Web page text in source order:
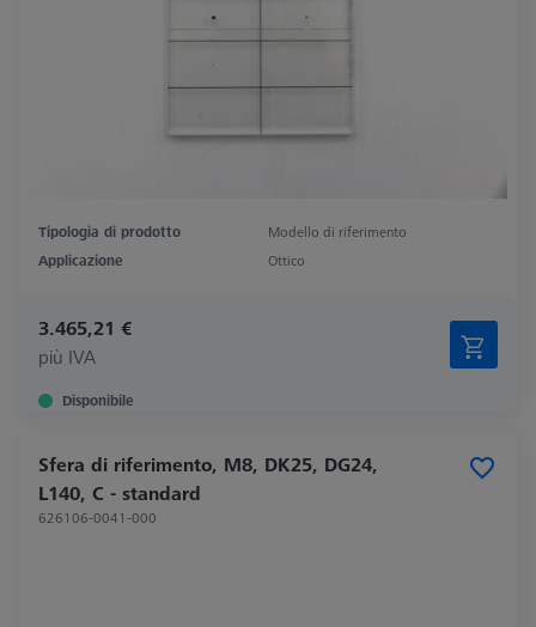
Tipologia di prodotto
Modello di riferimento
Applicazione
Ottico
3.465,21 €
più IVA
Disponibile
Sfera di riferimento, M8, DK25, DG24,
L140, C - standard
626106-0041-000